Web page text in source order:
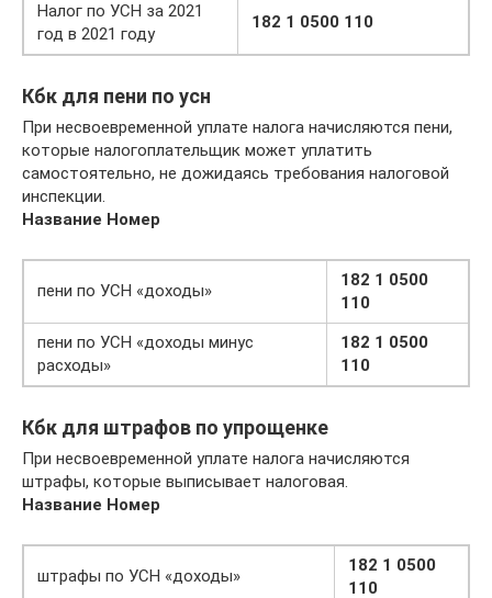
Налог по УСН за 2021
год в 2021 году
182 1 0500 110
Кбк для пени по усн
При несвоевременной уплате налога начисляются пени,
которые налогоплательщик может уплатить
самостоятельно, не дожидаясь требования налоговой
инспекции.
Название Номер
пени по УСН «доходы»
182 1 0500
110
пени по УСН «доходы минус
расходы»
182 1 0500
110
Кбк для штрафов по упрощенке
При несвоевременной уплате налога начисляются
штрафы, которые выписывает налоговая.
Название Номер
штрафы по УСН «доходы»
182 1 0500
110